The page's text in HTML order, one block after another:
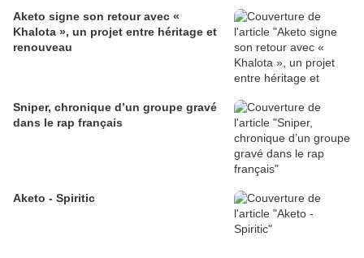
Aketo signe son retour avec «
Khalota », un projet entre héritage et
renouveau
Sniper, chronique d’un groupe gravé
dans le rap français
Aketo - Spiritic